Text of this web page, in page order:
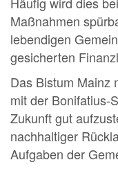
Maßnahmen
lebendigen
gesicherten
Das Bistum Mainz
mit der Bonifatius-
Zukunft gut
nachhaltiger
Aufgaben der